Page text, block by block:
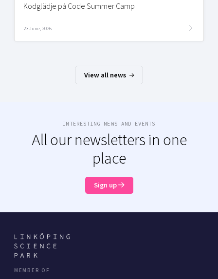
Kodglädje på Code Summer Camp
23 June, 2026
View all news
INTERESTING NEWS AND EVENTS
All our newsletters in one
place
Sign up
MEMBER OF